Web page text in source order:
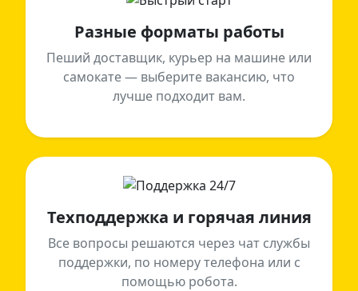
Разные форматы работы
Пеший доставщик, курьер на машине или
самокате — выберите вакансию, что
лучше подходит вам.
Техподдержка и горячая линия
Все вопросы решаются через чат службы
поддержки, по номеру телефона или с
помощью робота.